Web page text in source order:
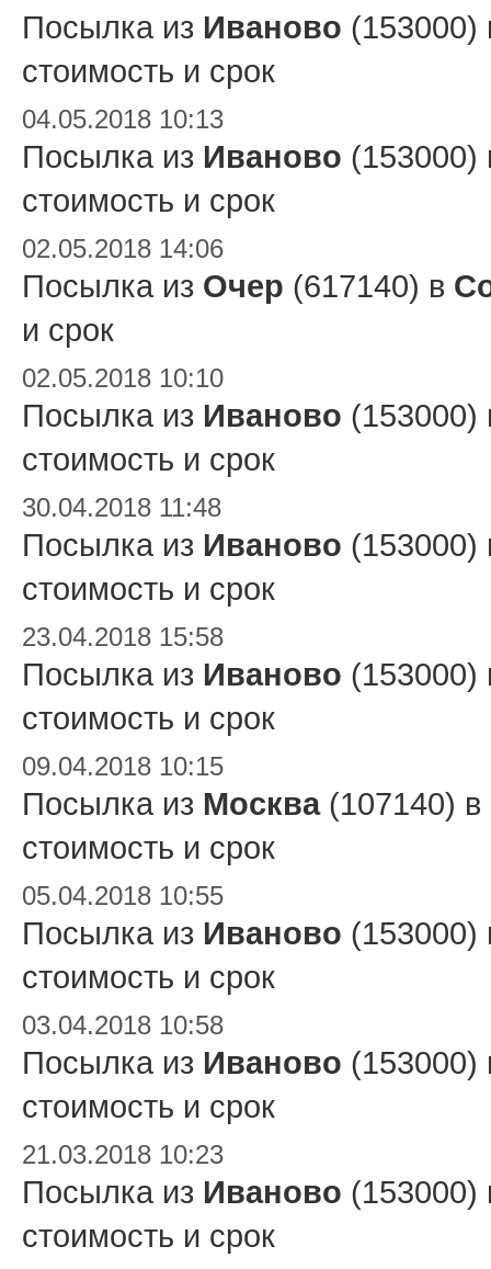
Посылка из Иваново
стоимость и срок
04.05.2018 10:13
Посылка из Иваново
стоимость и срок
02.05.2018 14:06
Посылка из Очер (617140) в
и срок
02.05.2018 10:10
Посылка из Иваново
стоимость и срок
30.04.2018 11:48
Посылка из Иваново
стоимость и срок
23.04.2018 15:58
Посылка из Иваново
стоимость и срок
09.04.2018 10:15
Посылка из Москва(107140) в
стоимость и срок
05.04.2018 10:55
Посылка из Иваново
стоимость и срок
03.04.2018 10:58
Посылка из Иваново
стоимость и срок
21.03.2018 10:23
Посылка из Иваново
стоимость и срок